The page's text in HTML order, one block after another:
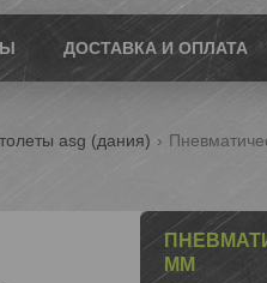
ДОСТАВКА И ОПЛАТА
asg (дания)
ММ